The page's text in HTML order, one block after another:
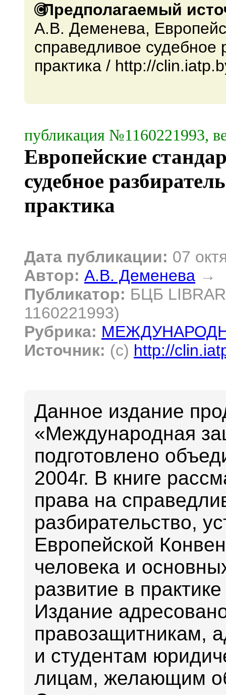
Предполагаемый
А.В. Деменева,
справедливое судебное
практика / http://
публикация №1160221993,
Европейские
судебное
практика
Дата публикации: 07
Автор: А.В. Деменева →
Публикатор: БЦБ
1160221993)
Рубрика:
Источник: (c) http://
Данное издание
«Международная
подготовлено
2004г. В книге
права на
разбирательство,
Европейской
человека и
развитие в
Издание
правозащитникам,
и студентам
лицам, желающим